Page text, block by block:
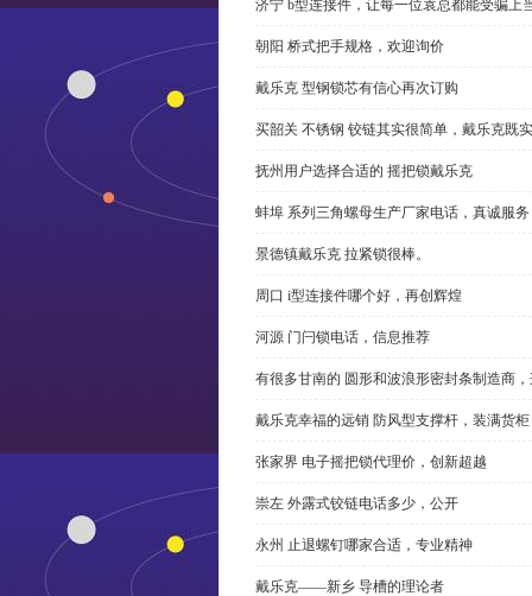
济宁 b型连接件，让每一位袁总都能受骗上
朝阳 桥式把手规格，欢迎询价
戴乐克 型钢锁芯有信心再次订购
买韶关 不锈钢 铰链其实很简单，戴乐克既
抚州用户选择合适的 摇把锁戴乐克
蚌埠 系列三角螺母生产厂家电话，真诚服务
景德镇戴乐克 拉紧锁很棒。
周口 i型连接件哪个好，再创辉煌
河源 门闩锁电话，信息推荐
有很多甘南的 圆形和波浪形密封条制造商
戴乐克幸福的远销 防风型支撑杆，装满货柜
张家界 电子摇把锁代理价，创新超越
崇左 外露式铰链电话多少，公开
永州 止退螺钉哪家合适，专业精神
戴乐克——新乡 导槽的理论者